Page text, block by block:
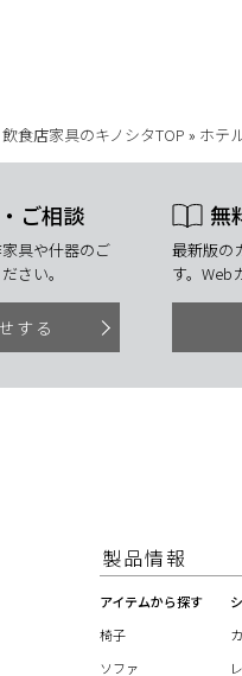
食店家具のキノシタTOP » ホテ
ご相談
具や什器のご
さい。
する
無
最新版の
す。Web
製品情報
アイテムから探す
椅子
ソファ